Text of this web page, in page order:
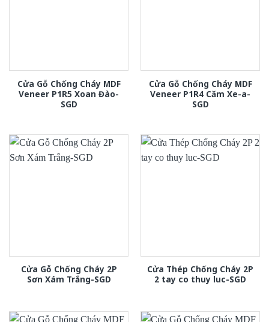
Cửa Gỗ Chống Cháy MDF
Veneer P1R5 Xoan Đào-
SGD
Cửa Gỗ Chống Cháy MDF
Veneer P1R4 Căm Xe-a-
SGD
Cửa Gỗ Chống Cháy 2P
Sơn Xám Trắng-SGD
Cửa Thép Chống Cháy 2P
2 tay co thuy luc-SGD